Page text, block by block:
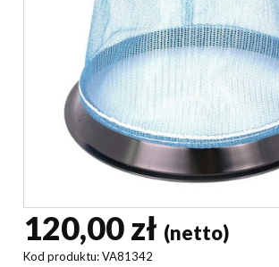
120,00 zł (netto)
Kod produktu:VA81342